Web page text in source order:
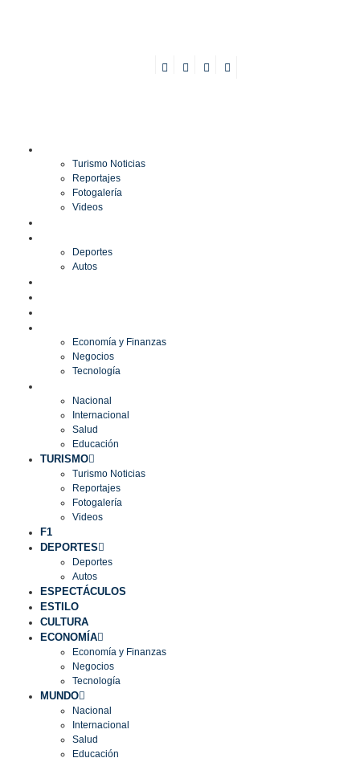
Turismo Noticias
Reportajes
Fotogalería
Videos
Deportes
Autos
Economía y Finanzas
Negocios
Tecnología
Nacional
Internacional
Salud
Educación
TURISMO
Turismo Noticias
Reportajes
Fotogalería
Videos
F1
DEPORTES
Deportes
Autos
ESPECTÁCULOS
ESTILO
CULTURA
ECONOMÍA
Economía y Finanzas
Negocios
Tecnología
MUNDO
Nacional
Internacional
Salud
Educación